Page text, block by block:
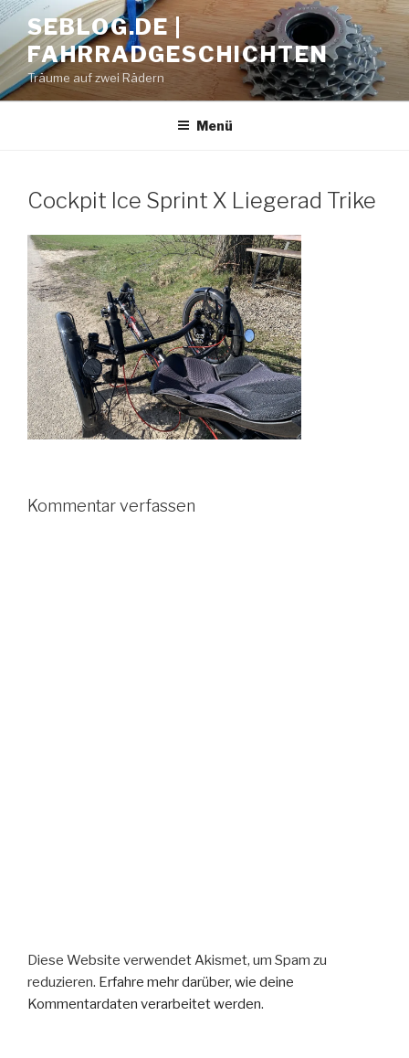
Zum
Inhalt
springen
SEBLOG.DE |
FAHRRADGESCHICHTEN
Träume auf zwei Rädern
Menü
Cockpit Ice Sprint X Liegerad Trike
Kommentar verfassen
Diese Website verwendet Akismet, um Spam zu
reduzieren. Erfahre mehr darüber, wie deine
Kommentardaten verarbeitet werden.